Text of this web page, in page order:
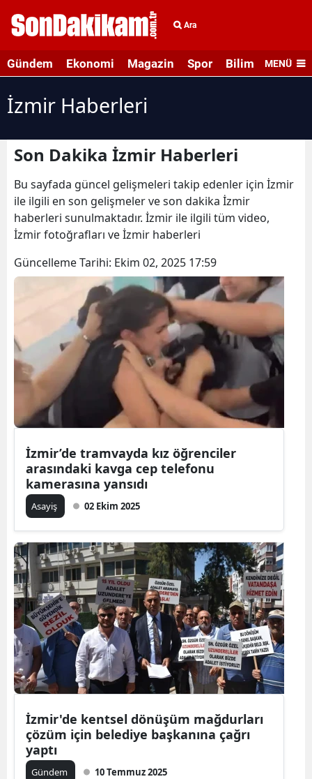
Ara
Gündem Ekonomi Magazin Spor Bilim veMENÜ
İzmir Haberleri
Son Dakika İzmir Haberleri
Bu sayfada güncel gelişmeleri takip edenler için İzmir
ile ilgili en son gelişmeler ve son dakika İzmir
haberleri sunulmaktadır. İzmir ile ilgili tüm video,
İzmir fotoğrafları ve İzmir haberleri
Güncelleme Tarihi: Ekim 02, 2025 17:59
İzmir’de tramvayda kız öğrenciler
arasındaki kavga cep telefonu
kamerasına yansıdı
Asayiş 02 Ekim 2025
İzmir'de kentsel dönüşüm mağdurları
çözüm için belediye başkanına çağrı
yaptı
Gündem 10 Temmuz 2025